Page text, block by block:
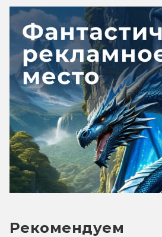
Рекомендуем